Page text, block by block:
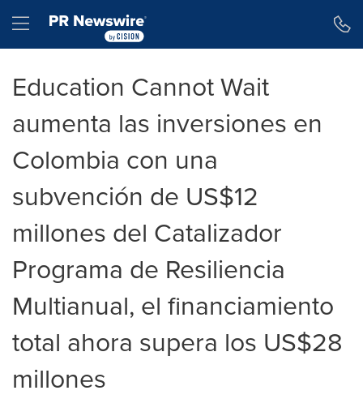
Hamburger menu
Education Cannot Wait
aumenta las inversiones en
Colombia con una
subvención de US$12
millones del Catalizador
Programa de Resiliencia
Multianual, el financiamiento
total ahora supera los US$28
millones